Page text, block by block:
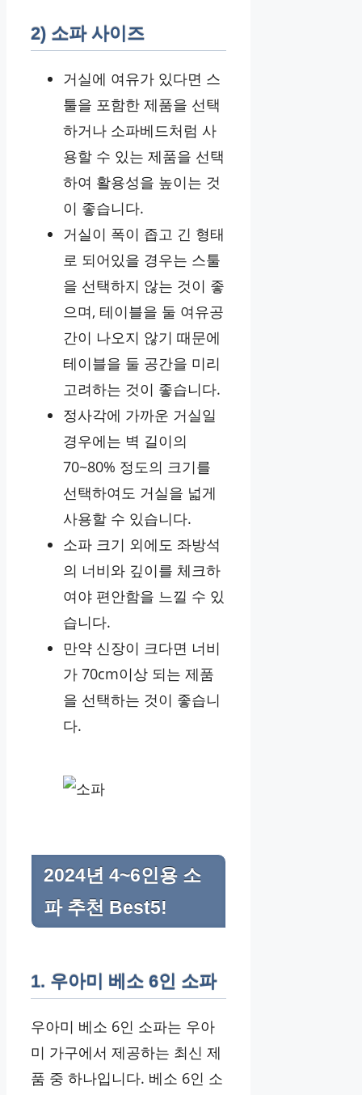
2) 소파 사이즈
거실에 여유가 있다면 스
툴을 포함한 제품을 선택
하거나 소파베드처럼 사
용할 수 있는 제품을 선택
하여 활용성을 높이는 것
이 좋습니다.
거실이 폭이 좁고 긴 형태
로 되어있을 경우는 스툴
을 선택하지 않는 것이 좋
으며, 테이블을 둘 여유공
간이 나오지 않기 때문에
테이블을 둘 공간을 미리
고려하는 것이 좋습니다.
정사각에 가까운 거실일
경우에는 벽 길이의
70~80% 정도의 크기를
선택하여도 거실을 넓게
사용할 수 있습니다.
소파 크기 외에도 좌방석
의 너비와 깊이를 체크하
여야 편안함을 느낄 수 있
습니다.
만약 신장이 크다면 너비
가 70cm이상 되는 제품
을 선택하는 것이 좋습니
다.
2024년 4~6인용 소
파 추천 Best5!
1. 우아미 베소 6인 소파
우아미 베소 6인 소파는 우아
미 가구에서 제공하는 최신 제
품 중 하나입니다. 베소 6인 소